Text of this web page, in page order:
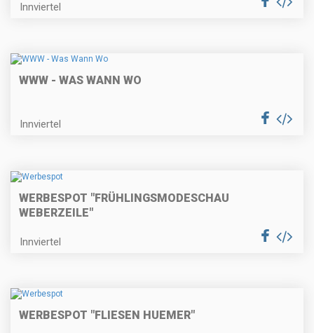
Innviertel
WWW - WAS WANN WO
Innviertel
WERBESPOT "FRÜHLINGSMODESCHAU
WEBERZEILE"
Innviertel
WERBESPOT "FLIESEN HUEMER"